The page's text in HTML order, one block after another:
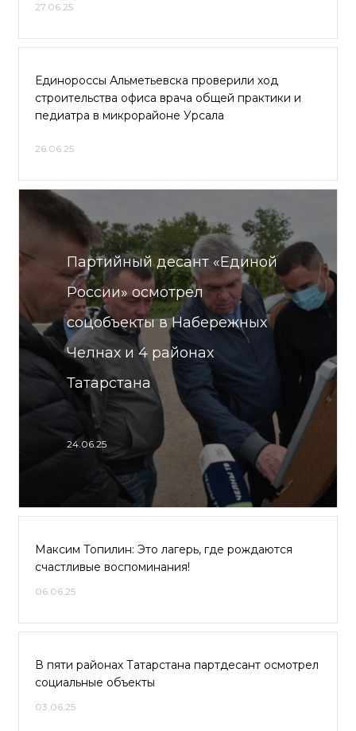
27.06.25
Единороссы Альметьевска проверили ход
строительства офиса врача общей практики и
педиатра в микрорайоне Урсала
26.06.25
Партийный десант «Единой
России» осмотрел
соцобъекты в Набережных
Челнах и 4 районах
Татарстана
24.06.25
Максим Топилин: Это лагерь, где рождаются
счастливые воспоминания!
06.06.25
В пяти районах Татарстана партдесант осмотрел
социальные объекты
03.06.25